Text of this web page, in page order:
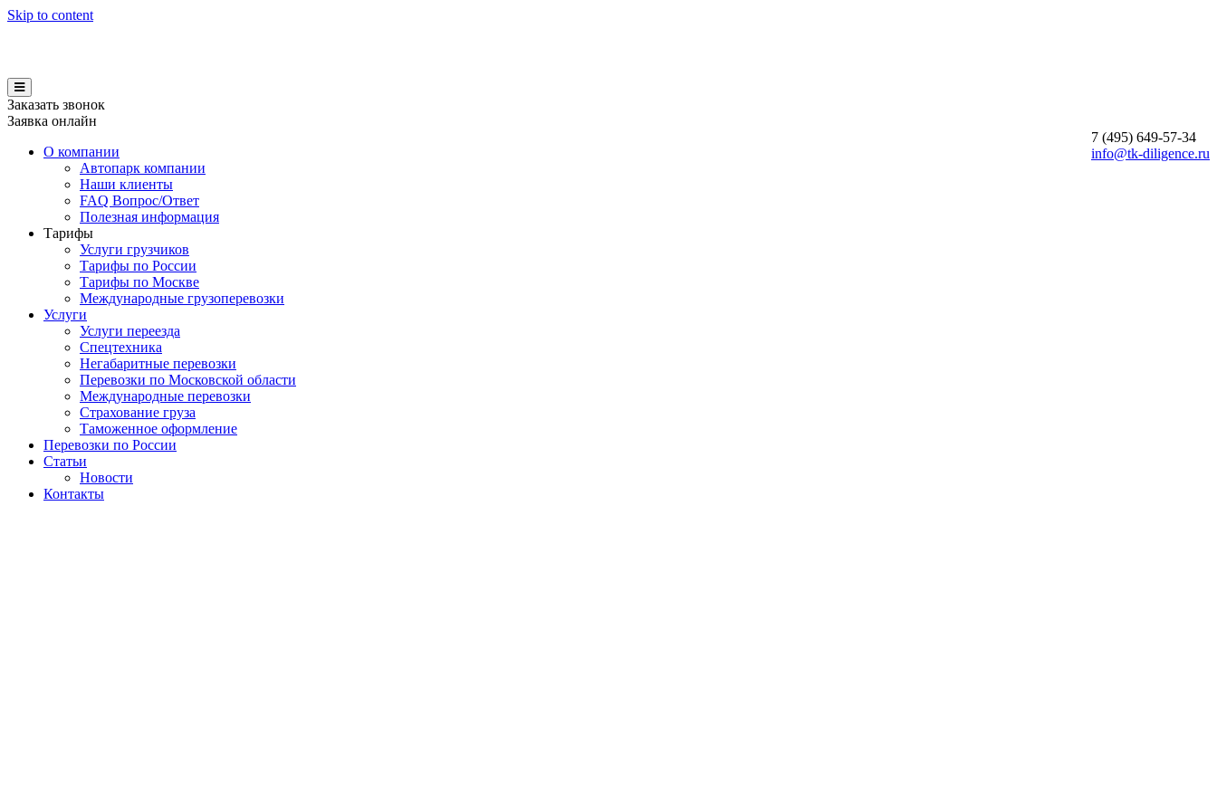
Skip to content
Заказать звонок
Заявка онлайн
7 (495) 649-57-34
info@tk-diligence.ru
О компании
Автопарк компании
Наши клиенты
FAQ Вопрос/Ответ
Полезная информация
Тарифы
Услуги грузчиков
Тарифы по России
Тарифы по Москве
Международные грузоперевозки
Услуги
Услуги переезда
Спецтехника
Негабаритные перевозки
Перевозки по Московской области
Международные перевозки
Страхование груза
Таможенное оформление
Перевозки по России
Статьи
Новости
Контакты